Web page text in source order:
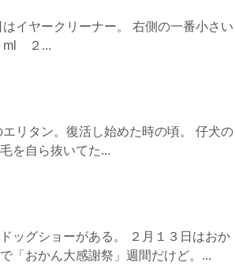
イヤークリーナー。 右側の一番小さい
ml ２...
リタン。復活し始めた時の頃。 仔犬の
を自ら抜いてた...
ッグショーがある。 ２月１３日はおか
「おかん大感謝祭」週間だけど。...